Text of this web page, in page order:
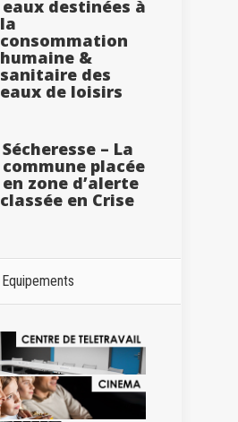
eaux destinées à
la
consommation
humaine &
sanitaire des
eaux de loisirs
Sécheresse – La
commune placée
en zone d’alerte
classée en Crise
Equipements